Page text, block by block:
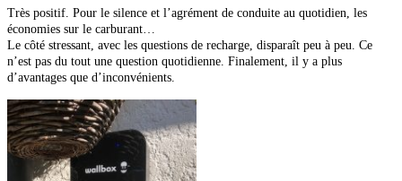
Très positif. Pour le silence et l’agrément de conduite au quotidien, les
économies sur le carburant…
Le côté stressant, avec les questions de recharge, disparaît peu à peu. Ce
n’est pas du tout une question quotidienne. Finalement, il y a plus
d’avantages que d’inconvénients.